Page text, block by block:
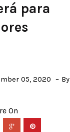
para
05, 2020
By